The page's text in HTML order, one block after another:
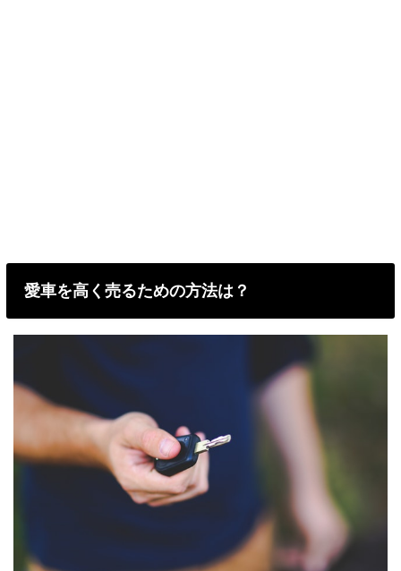
愛車を高く売るための方法は？